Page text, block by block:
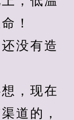
！
没有造
，现在
道的，